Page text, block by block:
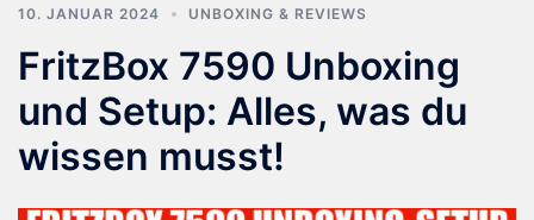
10. JANUAR 2024 UNBOXING & REVIEWS
FritzBox 7590 Unboxing
und Setup: Alles, was du
wissen musst!